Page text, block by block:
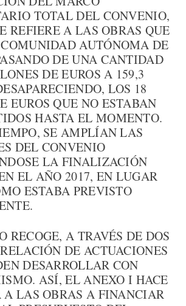
TOTAL DEL CONVENIO,
REFIERE A LAS OBRAS QUE
AUTÓNOMA DE
DE UNA CANTIDAD
DE EUROS A 159,3
LOS 18
EUROS QUE NO ESTABAN
HASTA EL MOMENTO.
SE AMPLÍAN LAS
DEL CONVENIO
LA FINALIZACIÓN
EL AÑO 2017, EN LUGAR
ESTABA PREVISTO
RECOGE, A TRAVÉS DE DOS
DE ACTUACIONES
DESARROLLAR CON
ASÍ, EL ANEXO I HACE
A LAS OBRAS A FINANCIAR